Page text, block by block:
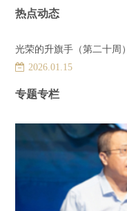
热点动态
光荣的升旗手（第二十周）
2026.01.15
专题专栏